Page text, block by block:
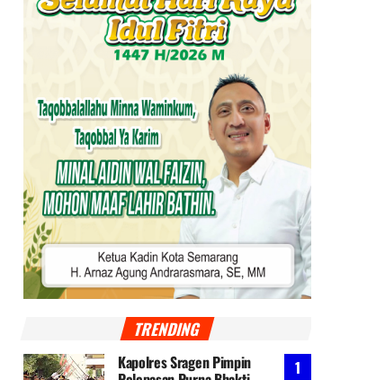
TRENDING
Kapolres Sragen Pimpin